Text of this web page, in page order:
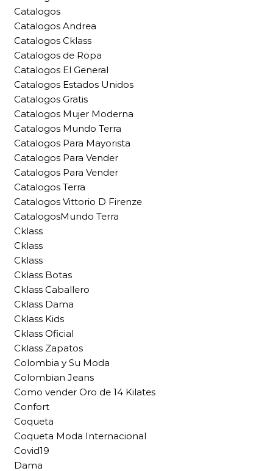
Catalogos
Catalogos Andrea
Catalogos Cklass
Catalogos de Ropa
Catalogos El General
Catalogos Estados Unidos
Catalogos Gratis
Catalogos Mujer Moderna
Catalogos Mundo Terra
Catalogos Para Mayorista
Catalogos Para Vender
Catalogos Para Vender
Catalogos Terra
Catalogos Vittorio D Firenze
CatalogosMundo Terra
Cklass
Cklass
Cklass
Cklass Botas
Cklass Caballero
Cklass Dama
Cklass Kids
Cklass Oficial
Cklass Zapatos
Colombia y Su Moda
Colombian Jeans
Como vender Oro de 14 Kilates
Confort
Coqueta
Coqueta Moda Internacional
Covid19
Dama